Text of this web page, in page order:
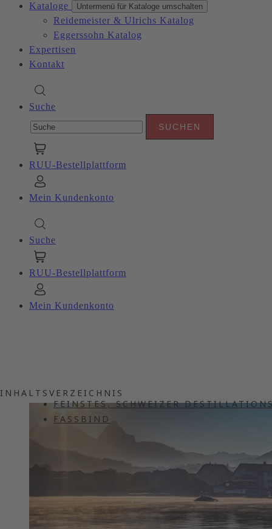
Kataloge
Untermenü für Kataloge umschalten
Reidemeister & Ulrichs Katalog
Eggerssohn Katalog
Expertisen
Kontakt
Suche
RUU-Bestellplattform
Mein Kundenkonto
Suche
RUU-Bestellplattform
Mein Kundenkonto
INHALTSVERZEICHNIS
FEINSTES, SCHWEIZER
FASSBIND